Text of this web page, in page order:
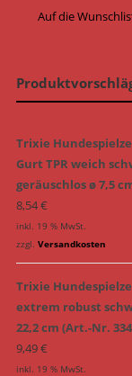
Auf die
Trixie
Gurt TPR weich
geräuschlos ø 7,5
8,54€
inkl. 19 % MwSt.
zzgl. Versandkosten
Trixie
extrem robust
22,2 cm (Art.-Nr.
9,49€
inkl. 19 % MwSt.